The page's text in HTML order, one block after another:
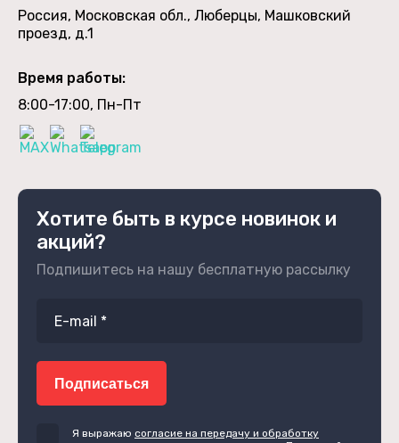
Россия, Московская обл., Люберцы, Машковский
проезд, д.1
Время работы:
8:00-17:00, Пн-Пт
Хотите быть в курсе новинок и
акций?
Подпишитесь на нашу бесплатную рассылку
Я выражаю согласие на передачу и обработку
Подписаться